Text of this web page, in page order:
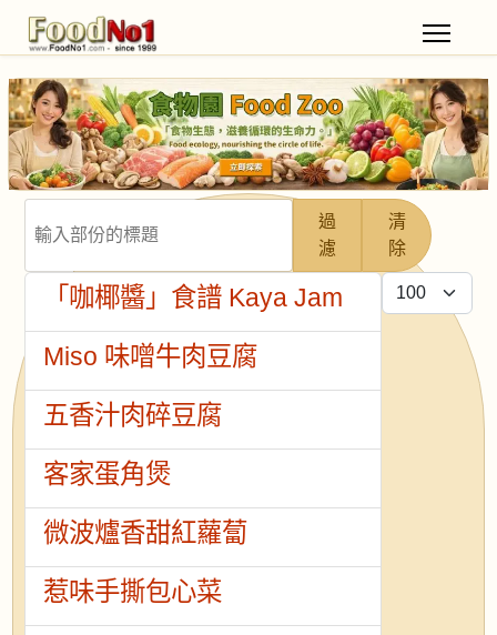
過
濾
清
除
每頁顯示條數
「咖椰醬」食譜 Kaya Jam
Miso 味噌牛肉豆腐
五香汁肉碎豆腐
客家蛋角煲
微波爐香甜紅蘿蔔
惹味手撕包心菜